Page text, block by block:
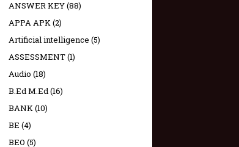
ANSWER KEY(88)
APPA APK(2)
Artificial intelligence (5)
ASSESSMENT(1)
Audio (18)
B.Ed M.Ed(16)
BANK(10)
BE (4)
BEO (5)